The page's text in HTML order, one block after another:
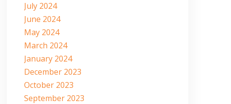
July 2024
June 2024
May 2024
March 2024
January 2024
December 2023
October 2023
September 2023